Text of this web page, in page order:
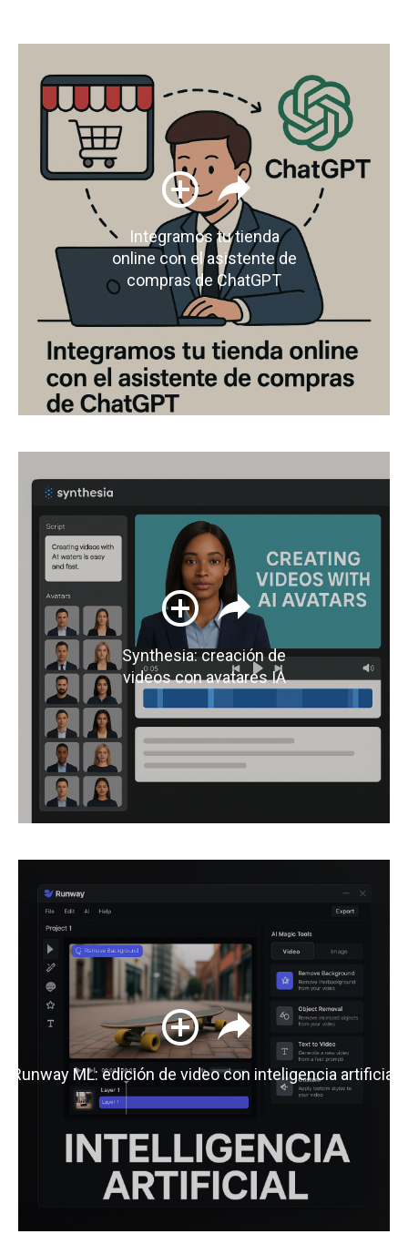
Integramos tu tienda
online con el asistente de
compras de ChatGPT
Synthesia: creación de
videos con avatares IA
Runway ML: edición de video con inteligencia artificial